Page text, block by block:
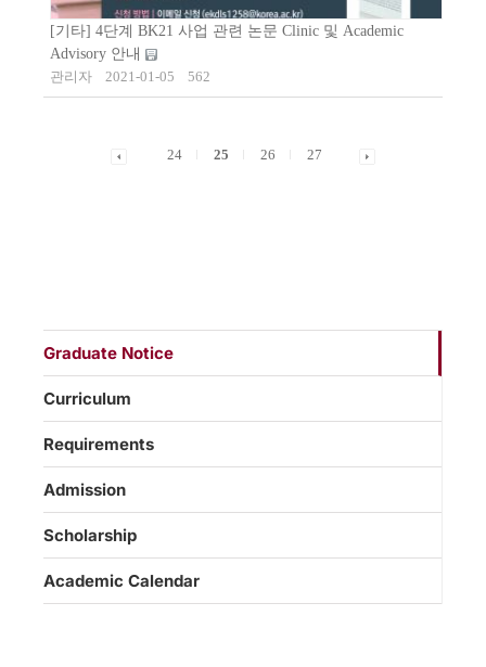
[기타] 4단계 BK21 사업 관련 논문 Clinic 및 Academic
Advisory 안내
관리자
2021-01-05 562
24 25 26 27
Graduate Notice
Curriculum
Requirements
Admission
Scholarship
Academic Calendar